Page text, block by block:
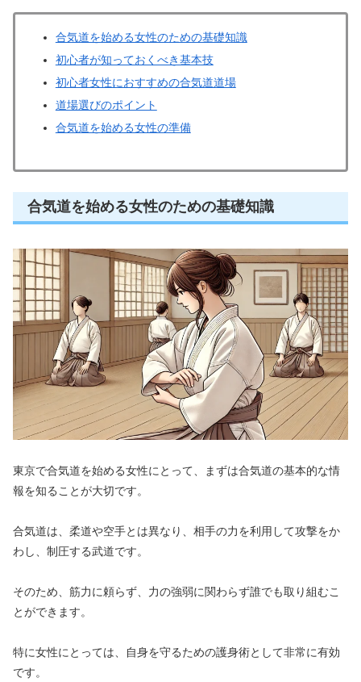
合気道を始める女性のための基礎知識
初心者が知っておくべき基本技
初心者女性におすすめの合気道道場
道場選びのポイント
合気道を始める女性の準備
合気道を始める女性のための基礎知識
東京で合気道を始める女性にとって、まずは合気道の基本的な情
報を知ることが大切です。
合気道は、柔道や空手とは異なり、相手の力を利用して攻撃をか
わし、制圧する武道です。
そのため、筋力に頼らず、力の強弱に関わらず誰でも取り組むこ
とができます。
特に女性にとっては、自身を守るための護身術として非常に有効
です。